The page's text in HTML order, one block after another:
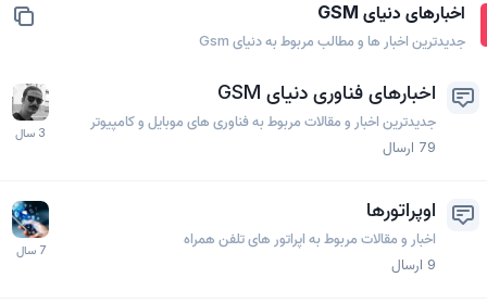
اخبارهای دنیای GSM
جدیدترین اخبار ها و مطالب مربوط به دنیای Gsm
اخبارهای فناوری دنیای GSM
جدیدترین اخبار و مقالات مربوط به فناوری های موبایل و کامپیوتر
79
ارسال
اوپراتورها
اخبار و مقالات مربوط به اپراتور های تلفن همراه
9
ارسال